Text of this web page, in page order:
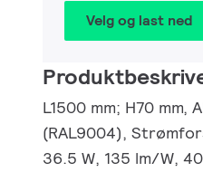
Velg og last ned
L1500 mm; H70 mm,
(RAL9004),
36.5 W, 135 lm/W,